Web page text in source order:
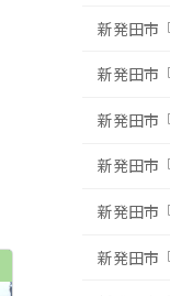
新発田市
新発田市
新発田市
新発田市
新発田市
新発田市